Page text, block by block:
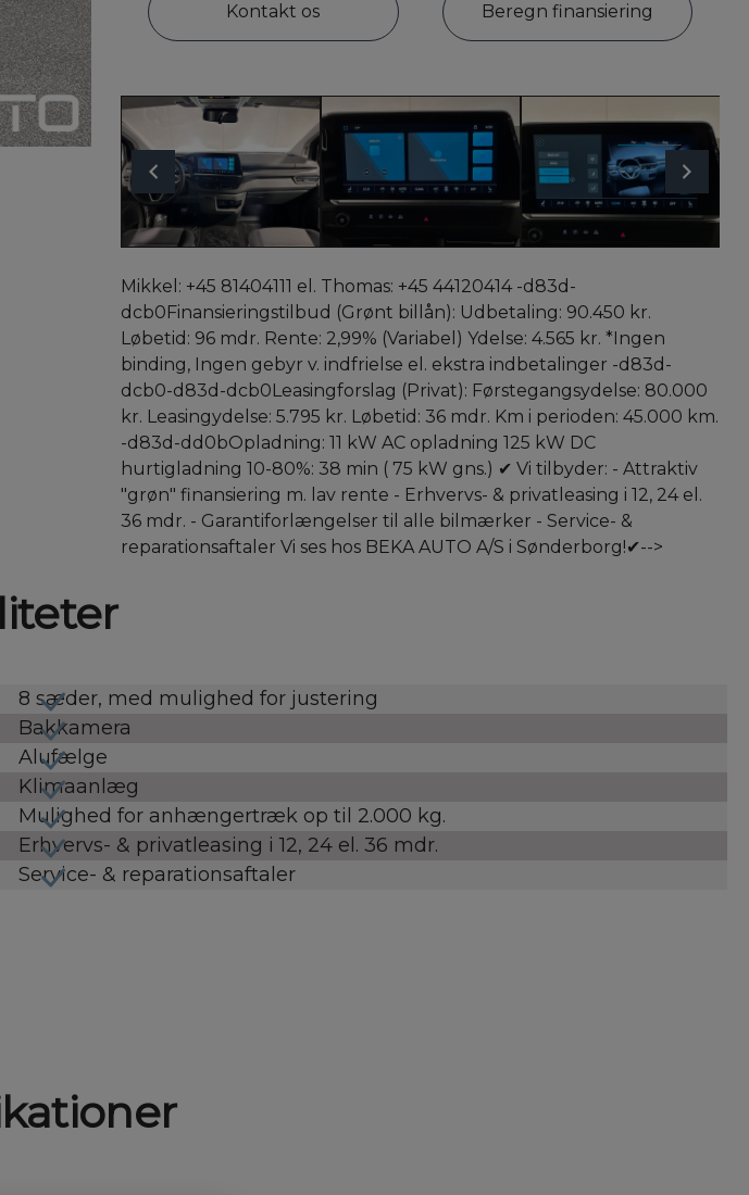
Kontakt os Beregn finansiering
Mikkel: +45 81404111 el. Thomas: +45 44120414 -d83d-
dcb0Finansieringstilbud (Grønt billån): Udbetaling: 90.450 kr.
Løbetid: 96 mdr. Rente: 2,99% (Variabel) Ydelse: 4.565 kr. *Ingen
binding, Ingen gebyr v. indfrielse el. ekstra indbetalinger -d83d-
dcb0-d83d-dcb0Leasingforslag (Privat): Førstegangsydelse: 80.000
kr. Leasingydelse: 5.795 kr. Løbetid: 36 mdr. Km i perioden: 45.000 km.
-d83d-dd0bOpladning: 11 kW AC opladning 125 kW DC
hurtigladning 10-80%: 38 min ( 75 kW gns.) ✔ Vi tilbyder: - Attraktiv
"grøn" finansiering m. lav rente - Erhvervs- & privatleasing i 12, 24 el.
36 mdr. - Garantiforlængelser til alle bilmærker - Service- &
reparationsaftaler Vi ses hos BEKA AUTO A/S i Sønderborg!✔-->
8 sæder, med mulighed for justering
Bakkamera
Alufælge
Klimaanlæg
Mulighed for anhængertræk op til 2.000 kg.
Erhvervs- & privatleasing i 12, 24 el. 36 mdr.
Service- & reparationsaftaler